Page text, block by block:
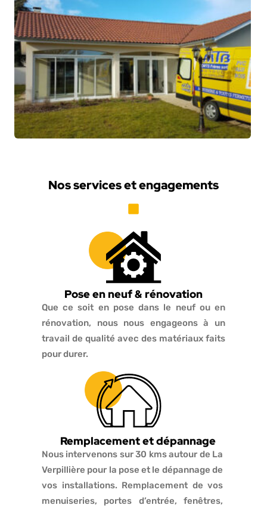
Nos services et engagements
Pose en neuf & rénovation
Que ce soit en pose dans le neuf ou en
rénovation, nous nous engageons à un
travail de qualité avec des matériaux faits
pour durer.
Remplacement et dépannage
Nous intervenons sur 30 kms autour de La
Verpillière pour la pose et le dépannage de
vos installations. Remplacement de vos
menuiseries, portes d’entrée, fenêtres,